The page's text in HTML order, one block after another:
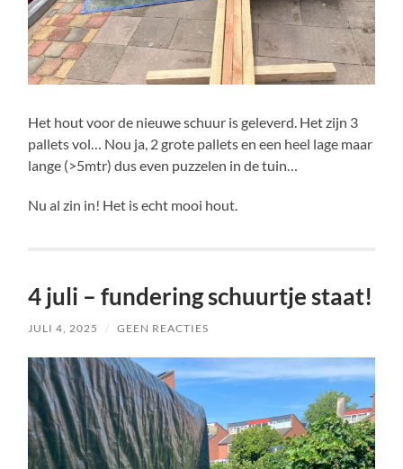
Het hout voor de nieuwe schuur is geleverd. Het zijn 3
pallets vol… Nou ja, 2 grote pallets en een heel lage maar
lange (>5mtr) dus even puzzelen in de tuin…
Nu al zin in! Het is echt mooi hout.
4 juli – fundering schuurtje staat!
JULI 4, 2025 / GEEN REACTIES